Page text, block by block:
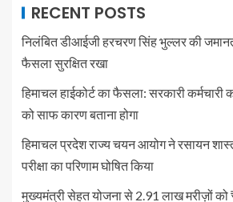
RECENT POSTS
निलंबित डीआईजी हरचरण सिंह भुल्लर की जमानत
फैसला सुरक्षित रखा
हिमाचल हाईकोर्ट का फैसला: सरकारी
को साफ कारण बताना होगा
हिमाचल प्रदेश राज्य चयन आयोग ने रसायन
परीक्षा का परिणाम घोषित किया
मुख्यमंत्री सेहत योजना से 2.91 लाख मरीज़ों